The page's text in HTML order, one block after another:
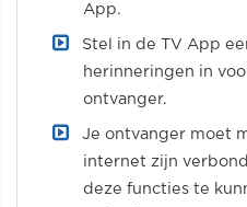
App.
Stel in de TV App
herinneringen in
ontvanger.
Je ontvanger moet
internet zijn
deze functies te